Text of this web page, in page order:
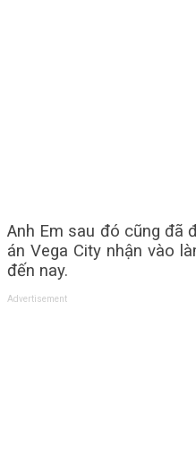
Anh Em sau đó cũng đã
án Vega City nhận vào
đến nay.
Advertisement